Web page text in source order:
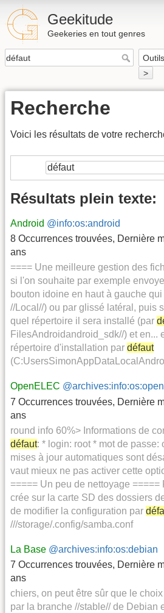
Geekitude
Geekeries en tout genres
>
Recherche
Voici les résultats de votre
Résultats plein texte:
Android @info:os:android
8 Occurrences trouvées, Dernière
ans
==== Une meilleure gestion des
si l'on souhaite par exemple
bouton idoine en haut à gauche
//Local//) ou par glissé latéral, puis
quel répertoire il sera installé (par
FilesAndroidandroid_sdk//) et en...
répertoire d'installation par défaut
OpenELEC
7 Occurrences trouvées, Dernière
ans
round info 60%> Informations de
défaut: * login: root * mot de passe:
mises à jour automatiques sont
vaut mieux ne pas activer cette
===== Un peu de nettoyage =====
crée sur la carte SD des dossiers
de modifier la configuration par
///storage/.config/samba.conf
La Base @archives:info:os:debian
7 Occurrences trouvées, Dernière
ans
chiers, on peut être sûr que le
par la branche //stable// de Debian